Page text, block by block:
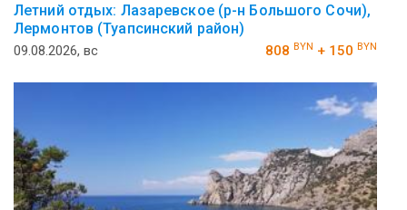
Летний отдых: Лазаревское (р-н Большого Сочи),
Лермонтов (Туапсинский район)
09.08.2026, вс 808 BYN + 150 BYN